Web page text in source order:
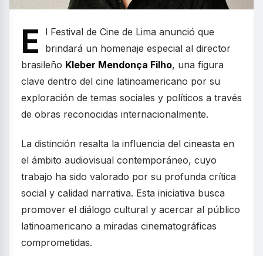
E
l Festival de Cine de Lima anunció que
brindará un homenaje especial al director
brasileño Kleber Mendonça Filho, una figura
clave dentro del cine latinoamericano por su
exploración de temas sociales y políticos a través
de obras reconocidas internacionalmente.
La distinción resalta la influencia del cineasta en
el ámbito audiovisual contemporáneo, cuyo
trabajo ha sido valorado por su profunda crítica
social y calidad narrativa. Esta iniciativa busca
promover el diálogo cultural y acercar al público
latinoamericano a miradas cinematográficas
comprometidas.